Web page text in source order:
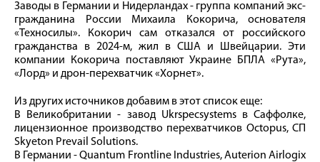
Заводы в Германии и Нидерландах - группа компаний экс-
гражданина России Михаила Кокорича, основателя
«Техносилы». Кокорич сам отказался от российского
гражданства в 2024-м, жил в США и Швейцарии. Эти
компании Кокорича поставляют Украине БПЛА «Рута»,
«Лорд» и дрон-перехватчик «Хорнет».
Из других источников добавим в этот список еще:
В Великобритании - завод Ukrspecsystems в Саффолке,
лицензионное производство перехватчиков Octopus, СП
Skyeton Prevail Solutions.
В Германии - Quantum Frontline Industries, Auterion Airlogix